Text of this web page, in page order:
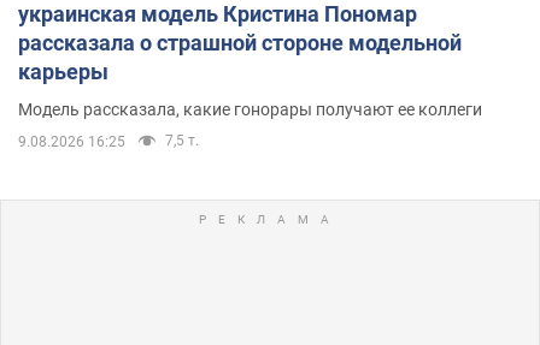
украинская модель Кристина Пономар
рассказала о страшной стороне модельной
карьеры
Модель рассказала, какие гонорары получают ее коллеги
9.08.2026 16:25 7,5 т.